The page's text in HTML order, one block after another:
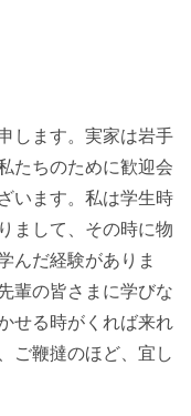
します。実家は岩手
たちのために歓迎会
います。私は学生時
まして、その時に物
んだ経験がありま
輩の皆さまに学びな
せる時がくれば来れ
ご鞭撻のほど、宜し